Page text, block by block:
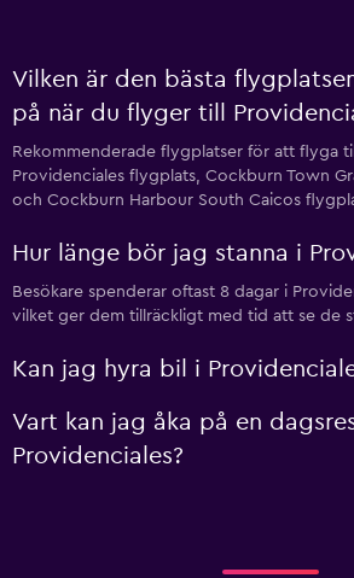
Vilken är den bästa
på när du flyger till
Rekommenderade flygplatser för att flyga
Providenciales flygplats, Cockburn Town
och Cockburn Harbour South Caicos
Hur länge bör jag stanna i
Besökare spenderar oftast 8 dagar i
vilket ger dem tillräckligt med tid att se de
Kan jag hyra bil i
Vart kan jag åka på en
Providenciales?